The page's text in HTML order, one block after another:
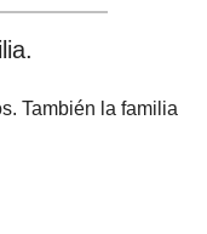
También la familia